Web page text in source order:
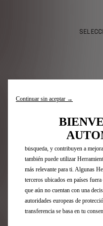
EUROPA
BÉLGICA
CROACIA
ESLOVENIA
GRECIA
ITALIA
PAÍSES BAJOS
Continuar sin aceptar →
“Herramientas”) para garantizar
básicas como la seguridad, la
Herramientas mejoran la
funciones, como el
búsqueda, y contribuyen a
también puede utilizar
más relevante para ti. Algunas
terceros ubicados en países
que aún no cuentan con una
autoridades europeas de
transferencia se basa en tu